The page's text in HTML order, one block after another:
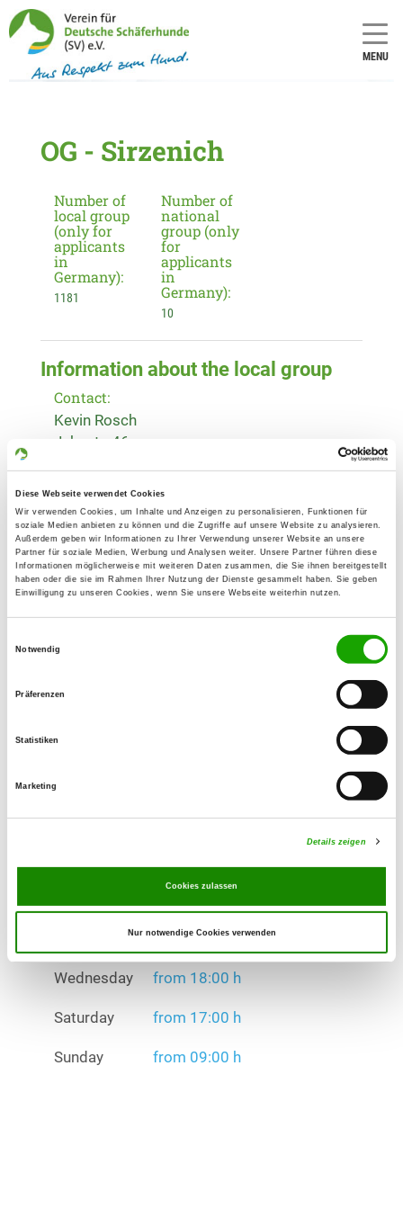
Diese Webseite verwendet Cookies
Wir verwenden Cookies, um Inhalte und Anzeigen zu personalisieren, Funktionen für
soziale Medien anbieten zu können und die Zugriffe auf unsere Website zu analysieren.
Außerdem geben wir Informationen zu Ihrer Verwendung unserer Website an unsere
Partner für soziale Medien, Werbung und Analysen weiter. Unsere Partner führen diese
Informationen möglicherweise mit weiteren Daten zusammen, die Sie ihnen bereitgestellt
haben oder die sie im Rahmen Ihrer Nutzung der Dienste gesammelt haben. Sie geben
Einwilligung zu unseren Cookies, wenn Sie unsere Webseite weiterhin nutzen.
Notwendig
Präferenzen
Statistiken
Marketing
Details zeigen
Cookies zulassen
Nur notwendige Cookies verwenden
MENU
OG - Sirzenich
Number of
local group
(only for
applicants
in
Germany):
1181
Number of
national
group (only
for
applicants
in
Germany):
10
Information about the local group
Contact:
Kevin Rosch
Jahnstr. 46
Training ground:
Kalkstraße
54311 Trierweiler-Sirzenich
Phone:
0651 4355328
rosch.kevin@web.de
Homepage:
Offer:
Exercise times in summer:
from 17:00 h
Sunday from 09:00 h
Exercise times in winter:
Wednesday from 18:00 h
Saturday from 17:00 h
Sunday from 09:00 h